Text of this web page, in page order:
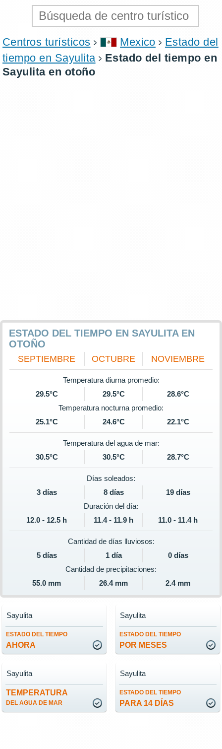
Centros turísticos Mexico
Estado del
tiempo en Sayulita
Estado del tiempo en
Sayulita en otoño
ESTADO DEL TIEMPO EN SAYULITA EN
OTOÑO
SEPTIEMBRE OCTUBRE NOVIEMBRE
Temperatura diurna promedio:
29.5°C
29.5°C
28.6°C
Temperatura nocturna promedio:
25.1°C
24.6°C 22.1°C
Temperatura del agua de mar:
30.5°C
30.5°C 28.7°C
Días soleados:
3 días
8 días
19 días
Duración del día:
12.0 - 12.5 h
11.4 - 11.9 h 11.0 - 11.4 h
Cantidad de días lluviosos:
5 días
1 día
0 días
Cantidad de precipitaciones:
55.0 mm
26.4 mm 2.4 mm
ESTADO DEL TIEMPO
AHORA
Sayulita
ESTADO DEL TIEMPO
POR MESES
Sayulita
TEMPERATURA
DEL AGUA DE MAR
Sayulita
ESTADO DEL TIEMPO
PARA 14 DÍAS
Sayulita